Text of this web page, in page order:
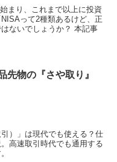
まり、これまで以上に投資
って2種類あるけど、正
ないでしょうか？ 本記事
先物の『さや取り』
）」は現代でも使える？仕
高速取引時代でも通用する